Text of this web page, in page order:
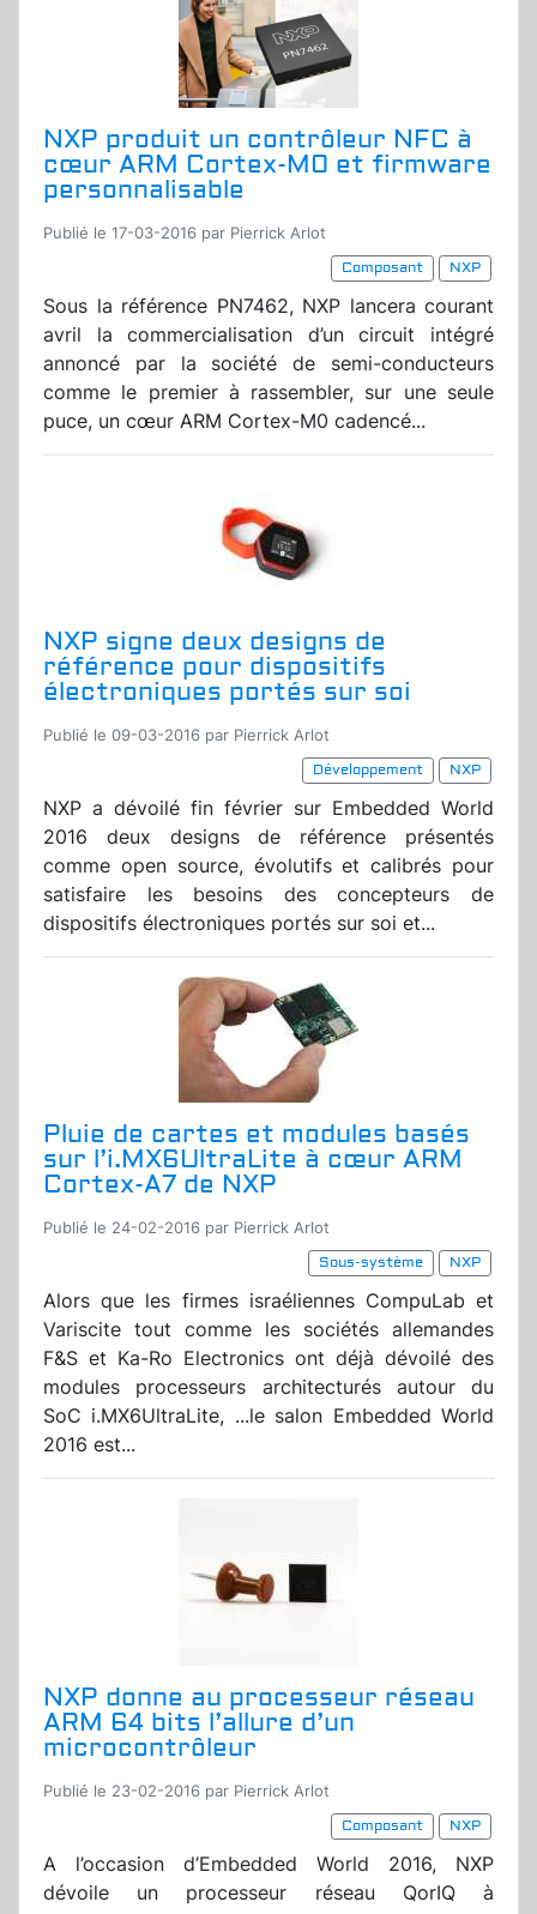
NXP produit un contrôleur NFC à
cœur ARM Cortex-M0 et firmware
personnalisable
Publié le 17-03-2016 par Pierrick Arlot
Composant
NXP
Sous la référence PN7462, NXP lancera courant
avril la commercialisation d’un circuit intégré
annoncé par la société de semi-conducteurs
comme le premier à rassembler, sur une seule
puce, un cœur ARM Cortex-M0 cadencé...
NXP signe deux designs de
référence pour dispositifs
électroniques portés sur soi
Publié le 09-03-2016 par Pierrick Arlot
Développement
NXP
NXP a dévoilé fin février sur Embedded World
2016 deux designs de référence présentés
comme open source, évolutifs et calibrés pour
satisfaire les besoins des concepteurs de
dispositifs électroniques portés sur soi et...
Pluie de cartes et modules basés
sur l’i.MX6UltraLite à cœur ARM
Cortex-A7 de NXP
Publié le 24-02-2016 par Pierrick Arlot
Sous-système
NXP
Alors que les firmes israéliennes CompuLab et
Variscite tout comme les sociétés allemandes
F&S et Ka-Ro Electronics ont déjà dévoilé des
modules processeurs architecturés autour du
SoC i.MX6UltraLite, ...le salon Embedded World
2016 est...
NXP donne au processeur réseau
ARM 64 bits l’allure d’un
microcontrôleur
Publié le 23-02-2016 par Pierrick Arlot
Composant
NXP
A l’occasion d’Embedded World 2016, NXP
dévoile un processeur réseau QorIQ à